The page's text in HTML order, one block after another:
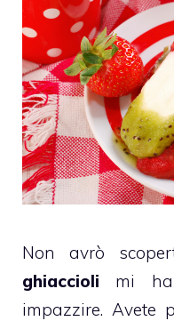
Non avrò
ghiaccioli mi
impazzire. Avete